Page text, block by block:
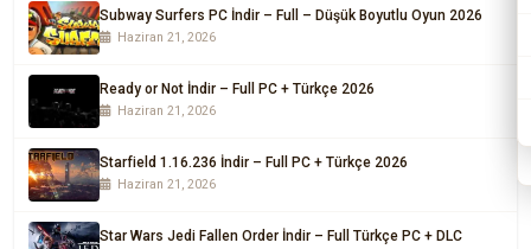
Subway Surfers PC İndir – Full – Düşük Boyutlu Oyun 2026
Haziran 21, 2026
Ready or Not İndir – Full PC + Türkçe 2026
Haziran 21, 2026
Starfield 1.16.236 İndir – Full PC + Türkçe 2026
Haziran 21, 2026
Star Wars Jedi Fallen Order İndir – Full Türkçe PC + DLC